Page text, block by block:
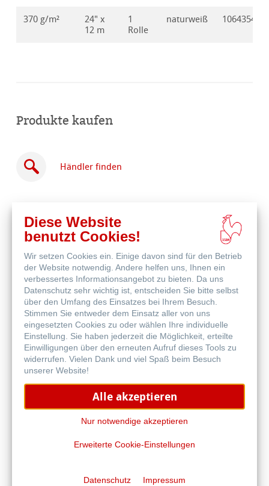
370 g/m²
24" x
12 m
1
Rolle
naturweiß 10643542
Produkte kaufen
Händler finden
Online
kaufen
Weitere Produkte
Diese Website
benutzt Cookies!
Wir setzen Cookies ein. Einige davon sind für den Betrieb
der Website notwendig. Andere helfen uns, Ihnen ein
verbessertes Informationsangebot zu bieten. Da uns
Datenschutz sehr wichtig ist, entscheiden Sie bitte selbst
über den Umfang des Einsatzes bei Ihrem Besuch.
Stimmen Sie entweder dem Einsatz aller von uns
eingesetzten Cookies zu oder wählen Ihre individuelle
Einstellung. Sie haben jederzeit die Möglichkeit, erteilte
Einwilligungen über den erneuten Aufruf dieses Tools zu
widerrufen. Vielen Dank und viel Spaß beim Besuch
unserer Website!
Alle akzeptieren
Nur notwendige akzeptieren
Erweiterte Cookie-Einstellungen
Datenschutz Impressum